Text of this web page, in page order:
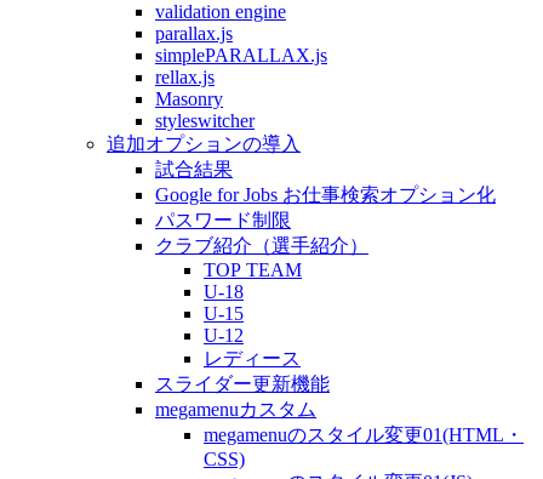
validation engine
parallax.js
simplePARALLAX.js
rellax.js
Masonry
styleswitcher
追加オプションの導入
試合結果
Google for Jobs お仕事検索オプション化
パスワード制限
クラブ紹介（選手紹介）
TOP TEAM
U-18
U-15
U-12
レディース
スライダー更新機能
megamenuカスタム
megamenuのスタイル変更01(HTML・
CSS)